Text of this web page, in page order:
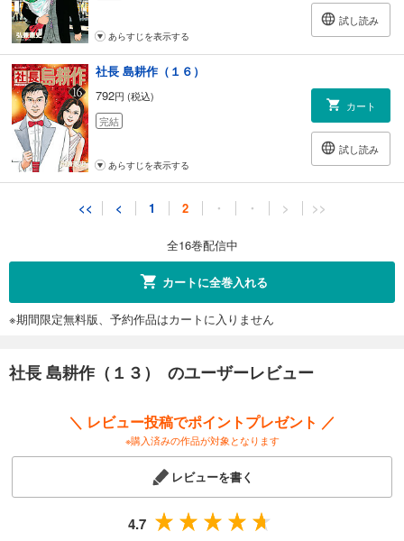
試し読み
あらすじを表示する
社長 島耕作（１６）
792円 (税込)
完結
カート
試し読み
あらすじを表示する
<< < 1 2 ・ ・ > >>
全16巻配信中
カートに全巻入れる
※期間限定無料版、予約作品はカートに入りません
社長 島耕作（１３） のユーザーレビュー
＼ レビュー投稿でポイントプレゼント ／
※購入済みの作品が対象となります
レビューを書く
4.7